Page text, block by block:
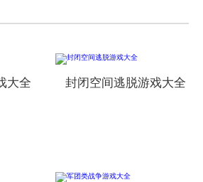
大全 封闭空间逃脱游戏大全